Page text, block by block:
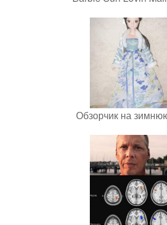
Обзорчик на